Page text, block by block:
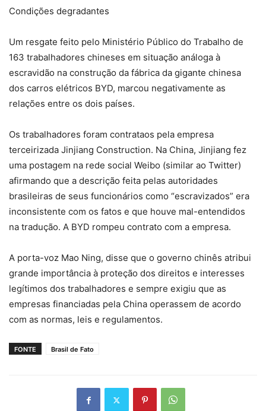
Condições degradantes
Um resgate feito pelo Ministério Público do Trabalho de
163 trabalhadores chineses em situação análoga à
escravidão na construção da fábrica da gigante chinesa
dos carros elétricos BYD, marcou negativamente as
relações entre os dois países.
Os trabalhadores foram contrataos pela empresa
terceirizada Jinjiang Construction. Na China, Jinjiang fez
uma postagem na rede social Weibo (similar ao Twitter)
afirmando que a descrição feita pelas autoridades
brasileiras de seus funcionários como “escravizados” era
inconsistente com os fatos e que houve mal-entendidos
na tradução. A BYD rompeu contrato com a empresa.
A porta-voz Mao Ning, disse que o governo chinês atribui
grande importância à proteção dos direitos e interesses
legítimos dos trabalhadores e sempre exigiu que as
empresas financiadas pela China operassem de acordo
com as normas, leis e regulamentos.
FONTE Brasil de Fato